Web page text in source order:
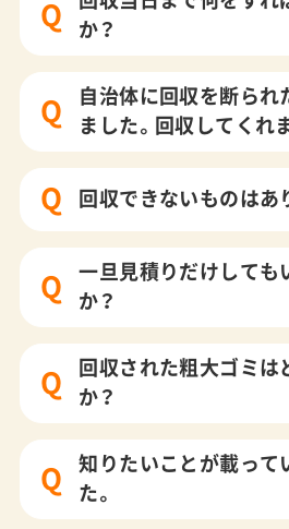
Q
か？
Q
自治体に回収を断られ
ました。回収してくれ
Q 回収できないものはあ
Q
一旦見積りだけしても
か？
Q
回収された粗大ゴミは
か？
Q
知りたいことが載って
た。